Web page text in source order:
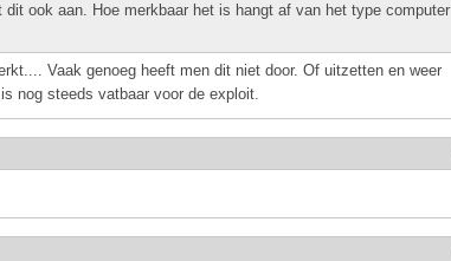
ook aan. Hoe merkbaar het is hangt af van het type computer
Vaak genoeg heeft men dit niet door. Of uitzetten en weer
nog steeds vatbaar voor de exploit.